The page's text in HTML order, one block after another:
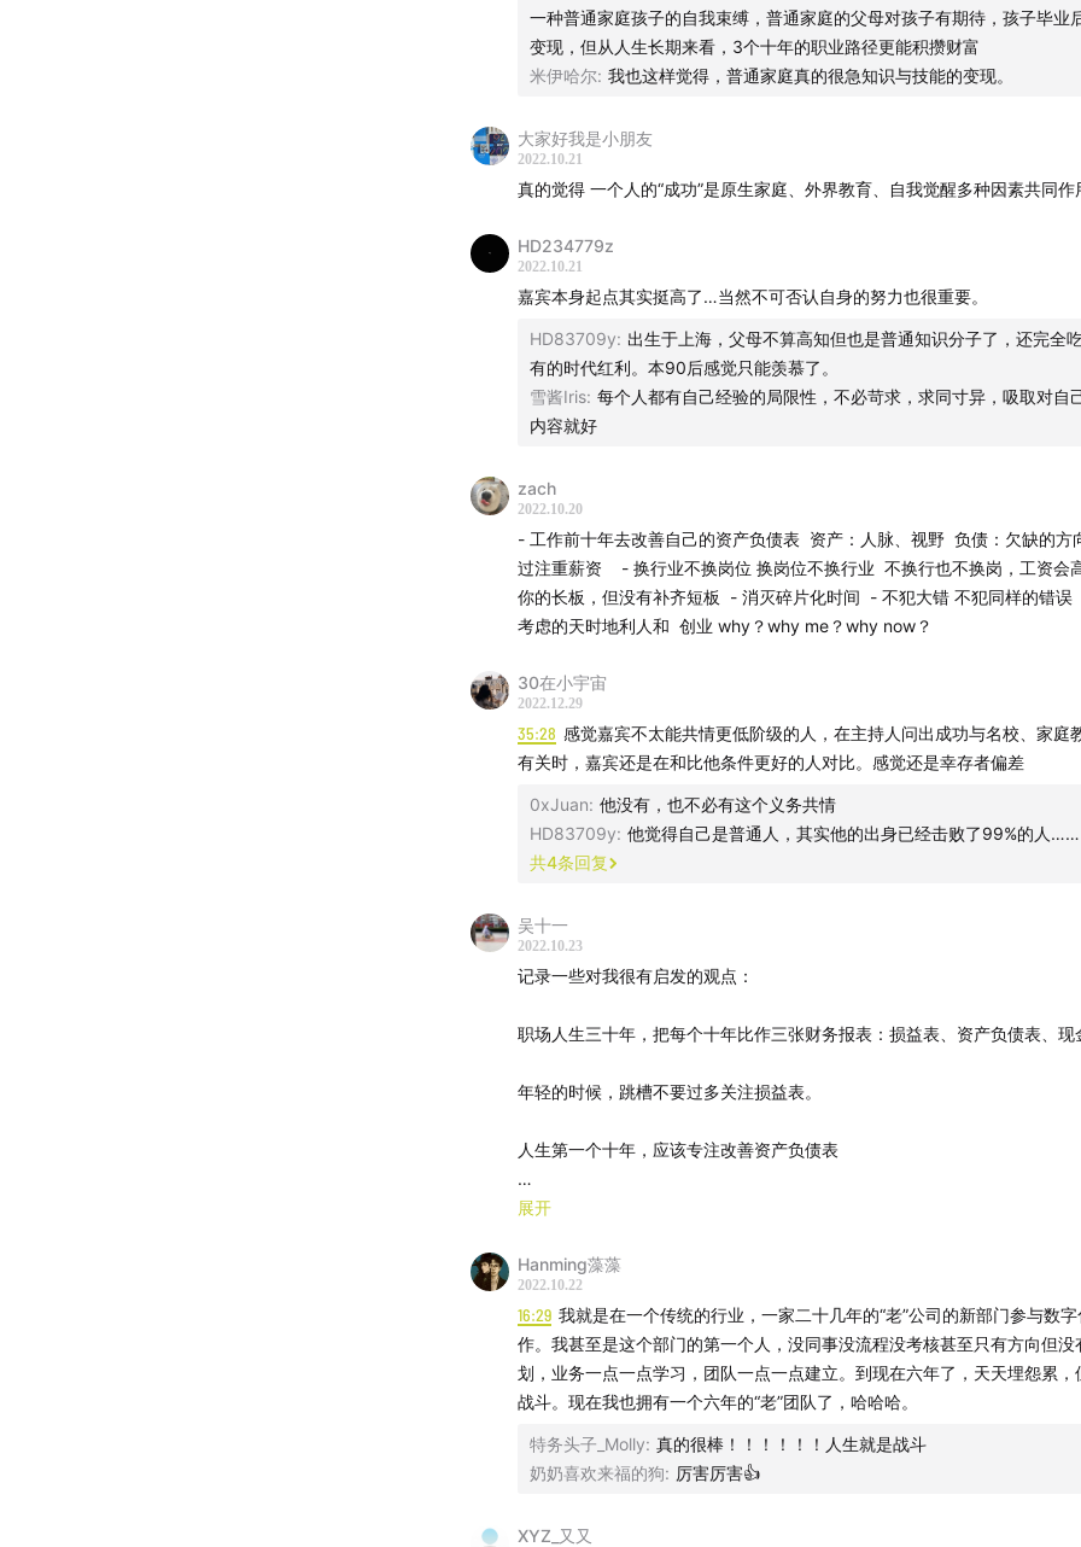
业WHY酱、跳进兔子洞、反潮流俱乐部、泡腾 VC、
如果你想获取热门节目文字稿，请添加微信公众号声动活泼
如果想与我们交流，欢迎到 即刻找到我们
如果你喜欢我们的节目，欢迎
Special Guest: 卫哲.
​3. 不做不紧急不重要的事
​4. 多做不紧急但重要的事
一种普通家庭孩子的自我束缚，普通家庭的父母对孩子有期待，孩子毕业
变现，但从人生长期来看，3个十年的职业路径更能积攒财富
米伊哈尔: 我也这样觉得，普通家庭真的很急知识与技能的变现。
大家好我是小朋友
2022.10.21
真的觉得 一个人的“成功”是原生家庭、外界教育、自我觉醒多种因素共同作
HD234779z
2022.10.21
嘉宾本身起点其实挺高了…当然不可否认自身的努力也很重要。
HD83709y: 出生于上海，父母不算高知但也是普通知识分子了，还完全
有的时代红利。本90后感觉只能羡慕了。
雪酱Iris: 每个人都有自己经验的局限性，不必苛求，求同寸异，吸取对自
内容就好
zach
2022.10.20
- 工作前十年去改善自己的资产负债表 资产：人脉、视野 负债：欠缺的方
过注重薪资 - 换行业不换岗位 换岗位不换行业 不换行也不换岗，工资会
你的长板，但没有补齐短板 - 消灭碎片化时间 - 不犯大错 不犯同样的错
考虑的天时地利人和 创业 why？why me？why now？
30在小宇宙
2022.12.29
35:28 感觉嘉宾不太能共情更低阶级的人，在主持人问出成功与名校、家庭
有关时，嘉宾还是在和比他条件更好的人对比。感觉还是幸存者偏差
0xJuan: 他没有，也不必有这个义务共情
HD83709y: 他觉得自己是普通人，其实他的出身已经击败了99%的人……
共4条回复
吴十一
2022.10.23
记录一些对我很有启发的观点：
职场人生三十年，把每个十年比作三张财务报表：损益表、资产负债表、现
年轻的时候，跳槽不要过多关注损益表。
人生第一个十年，应该专注改善资产负债表
资产：你懂的知识、你会的专业技能、人脉
负债：不懂的就是负债
第二个十年关注损益表，第三个十年关注现金流量表
年轻的时候，第一个十年乃至第二个十年，不要理财要理时间，与其买别人
如印一张属于自己人生的股票
职场选择
在跳槽的时候按照这个角度考虑尽量做到：换行不换岗，换岗不换行，才能
展开
Hanming藻藻
2022.10.22
16:29 我就是在一个传统的行业，一家二十几年的“老”公司的新部门参与数
作。我甚至是这个部门的第一个人，没同事没流程没考核甚至只有方向但没
划，业务一点一点学习，团队一点一点建立。到现在六年了，天天埋怨累，
战斗。现在我也拥有一个六年的“老”团队了，哈哈哈。
特务头子_Molly: 真的很棒！！！！！！人生就是战斗
奶奶喜欢来福的狗: 厉害厉害👍
XYZ_又又